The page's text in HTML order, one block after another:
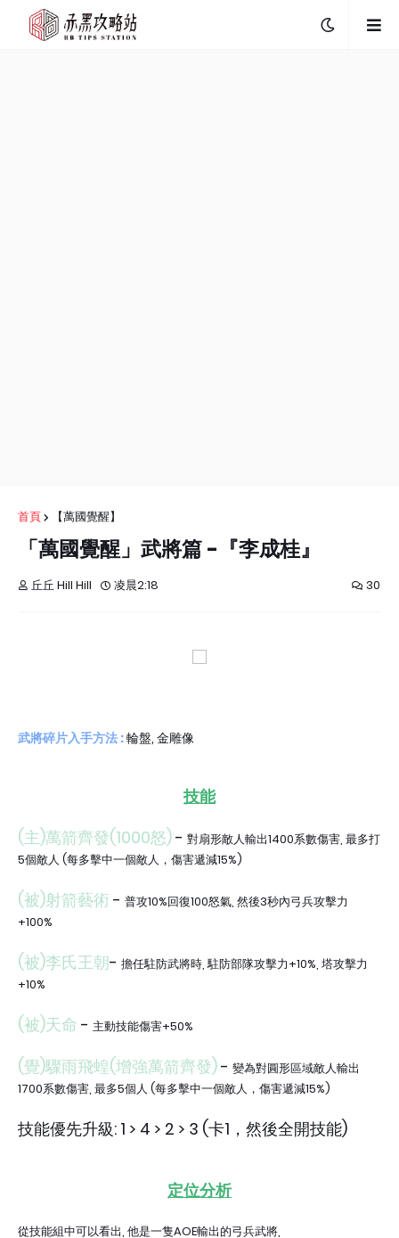
首頁 【萬國覺醒】
「萬國覺醒」武將篇 -『李成桂』
丘丘 Hill Hill 凌晨2:18 30
武將碎片入手方法 :輪盤, 金雕像
技能
(主)萬箭齊發(1000怒)- 對扇形敵人輸出1400系數傷害, 最多打
5個敵人 (每多擊中一個敵人，傷害遞減15%)
(被)射箭藝術 - 普攻10%回復100怒氣, 然後3秒內弓兵攻擊力
+100%
(被)李氏王朝- 擔任駐防武將時, 駐防部隊攻擊力+10%, 塔攻擊力
+10%
(被)天命 - 主動技能傷害+50%
(覺)驟雨飛蝗(增強萬箭齊發)- 變為對圓形區域敵人輸出
1700系數傷害, 最多5個人(每多擊中一個敵人，傷害遞減15%)
技能優先升級: 1 > 4 > 2 > 3 (卡1，然後全開技能)
定位分析
從技能組中可以看出, 他是一隻AOE輸出的弓兵武將,